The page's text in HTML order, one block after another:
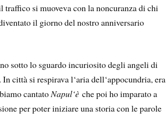
traffico si muoveva con la noncuranza di chi
il giorno del nostro anniversario
sotto lo sguardo incuriosito degli angeli di
città si respirava l‘aria dell‘appocundria, era
cantatoNapul‘è che poi ho imparato a
per poter iniziare una storia con le parole